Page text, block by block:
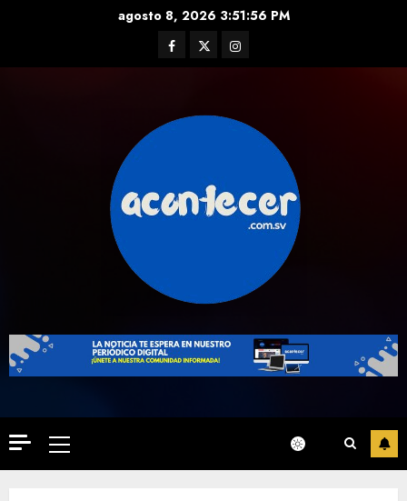
agosto 8, 2026 3:51:57 PM
Facebook
TwitterInstagram
Primary
Menu